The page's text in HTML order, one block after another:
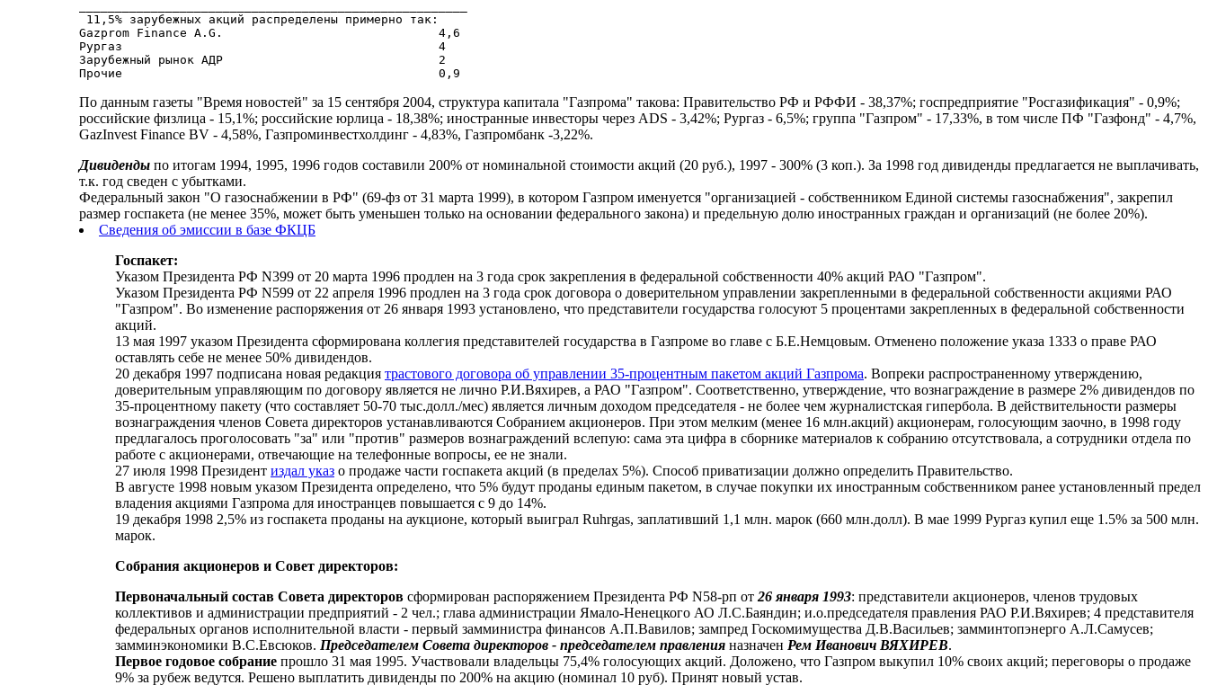
11,5% зарубежных акций распределены примерно так:
Gazprom Finance A.G.                              4,6
Рургаз                                            4
Зарубежный рынок АДР                              2
По данным газеты "Время новостей" за 15 сентября 2004, структура капитала "Газпрома" такова: Правительство РФ и РФФИ - 38,37%; госпредприятие "Росгазификация" - 0,9%;
российские физлица - 15,1%; российские юрлица - 18,38%; иностранные инвесторы через ADS - 3,42%; Рургаз - 6,5%; группа "Газпром" - 17,33%, в том числе ПФ "Газфонд" - 4,7%,
GazInvest Finance BV - 4,58%, Газпроминвестхолдинг - 4,83%, Газпромбанк -3,22%.
Дивиденды по итогам 1994, 1995, 1996 годов составили 200% от номинальной стоимости акций (20 руб.), 1997 - 300% (3 коп.). За 1998 год дивиденды предлагается не выплачивать,
т.к. год сведен с убытками.
Федеральный закон "О газоснабжении в РФ" (69-фз от 31 марта 1999), в котором Газпром именуется "организацией - собственником Единой системы газоснабжения", закрепил
размер госпакета (не менее 35%, может быть уменьшен только на основании федерального закона) и предельную долю иностранных граждан и организаций (не более 20%).
Сведения об эмиссии в базе ФКЦБ
Госпакет:
Указом Президента РФ N399 от 20 марта 1996 продлен на 3 года срок закрепления в федеральной собственности 40% акций РАО "Газпром".
Указом Президента РФ N599 от 22 апреля 1996 продлен на 3 года срок договора о доверительном управлении закрепленными в федеральной собственности акциями РАО
"Газпром". Во изменение распоряжения от 26 января 1993 установлено, что представители государства голосуют 5 процентами закрепленных в федеральной собственности
акций.
13 мая 1997 указом Президента сформирована коллегия представителей государства в Газпроме во главе с Б.Е.Немцовым. Отменено положение указа 1333 о праве РАО
оставлять себе не менее 50% дивидендов.
20 декабря 1997 подписана новая редакция трастового договора об управлении 35-процентным пакетом акций Газпрома. Вопреки распространенному утверждению,
доверительным управляющим по договору является не лично Р.И.Вяхирев, а РАО "Газпром". Соответственно, утверждение, что вознаграждение в размере 2% дивидендов по
35-процентному пакету (что составляет 50-70 тыс.долл./мес) является личным доходом председателя - не более чем журналистская гипербола. В действительности размеры
вознаграждения членов Совета директоров устанавливаются Собранием акционеров. При этом мелким (менее 16 млн.акций) акционерам, голосующим заочно, в 1998 году
предлагалось проголосовать "за" или "против" размеров вознаграждений вслепую: сама эта цифра в сборнике материалов к собранию отсутствовала, а сотрудники отдела по
работе с акционерами, отвечающие на телефонные вопросы, ее не знали.
27 июля 1998 Президент издал указ о продаже части госпакета акций (в пределах 5%). Способ приватизации должно определить Правительство.
В августе 1998 новым указом Президента определено, что 5% будут проданы единым пакетом, в случае покупки их иностранным собственником ранее установленный предел
владения акциями Газпрома для иностранцев повышается с 9 до 14%.
19 декабря 1998 2,5% из госпакета проданы на аукционе, который выиграл Ruhrgas, заплативший 1,1 млн. марок (660 млн.долл). В мае 1999 Рургаз купил еще 1.5% за 500 млн.
марок.
Собрания акционеров и Совет директоров:
Первоначальный состав Совета директоров сформирован распоряжением Президента РФ N58-рп от 26 января 1993: представители акционеров, членов трудовых
коллективов и администрации предприятий - 2 чел.; глава администрации Ямало-Ненецкого АО Л.С.Баяндин; и.о.председателя правления РАО Р.И.Вяхирев; 4 представителя
федеральных органов исполнительной власти - первый замминистра финансов А.П.Вавилов; зампред Госкомимущества Д.В.Васильев; замминтопэнерго А.Л.Самусев;
замминэкономики В.С.Евсюков. Председателем Совета директоров - председателем правления назначен Рем Иванович ВЯХИРЕВ.
Первое годовое собрание прошло 31 мая 1995. Участвовали владельцы 75,4% голосующих акций. Доложено, что Газпром выкупил 10% своих акций; переговоры о продаже
9% за рубеж ведутся. Решено выплатить дивиденды по 200% на акцию (номинал 10 руб). Принят новый устав.